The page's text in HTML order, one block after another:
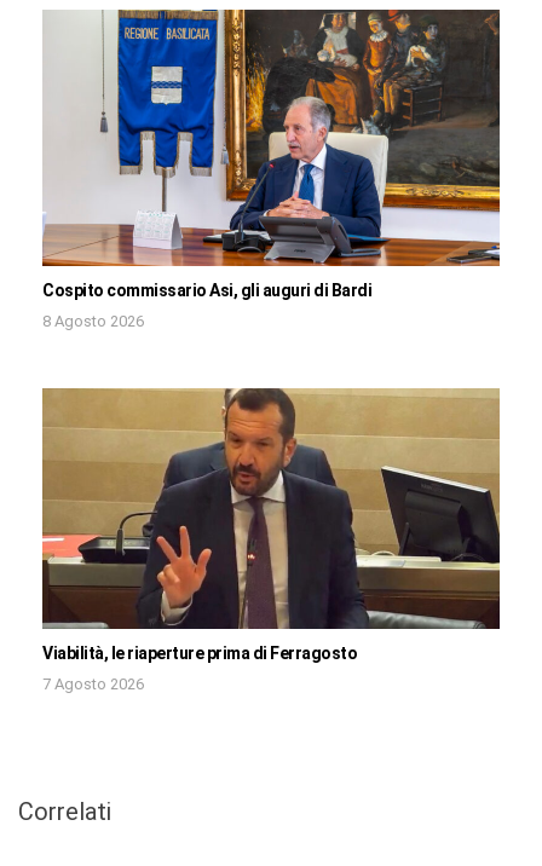
Cospito commissario Asi, gli auguri di Bardi
8 Agosto 2026
Viabilità, le riaperture prima di Ferragosto
7 Agosto 2026
Correlati